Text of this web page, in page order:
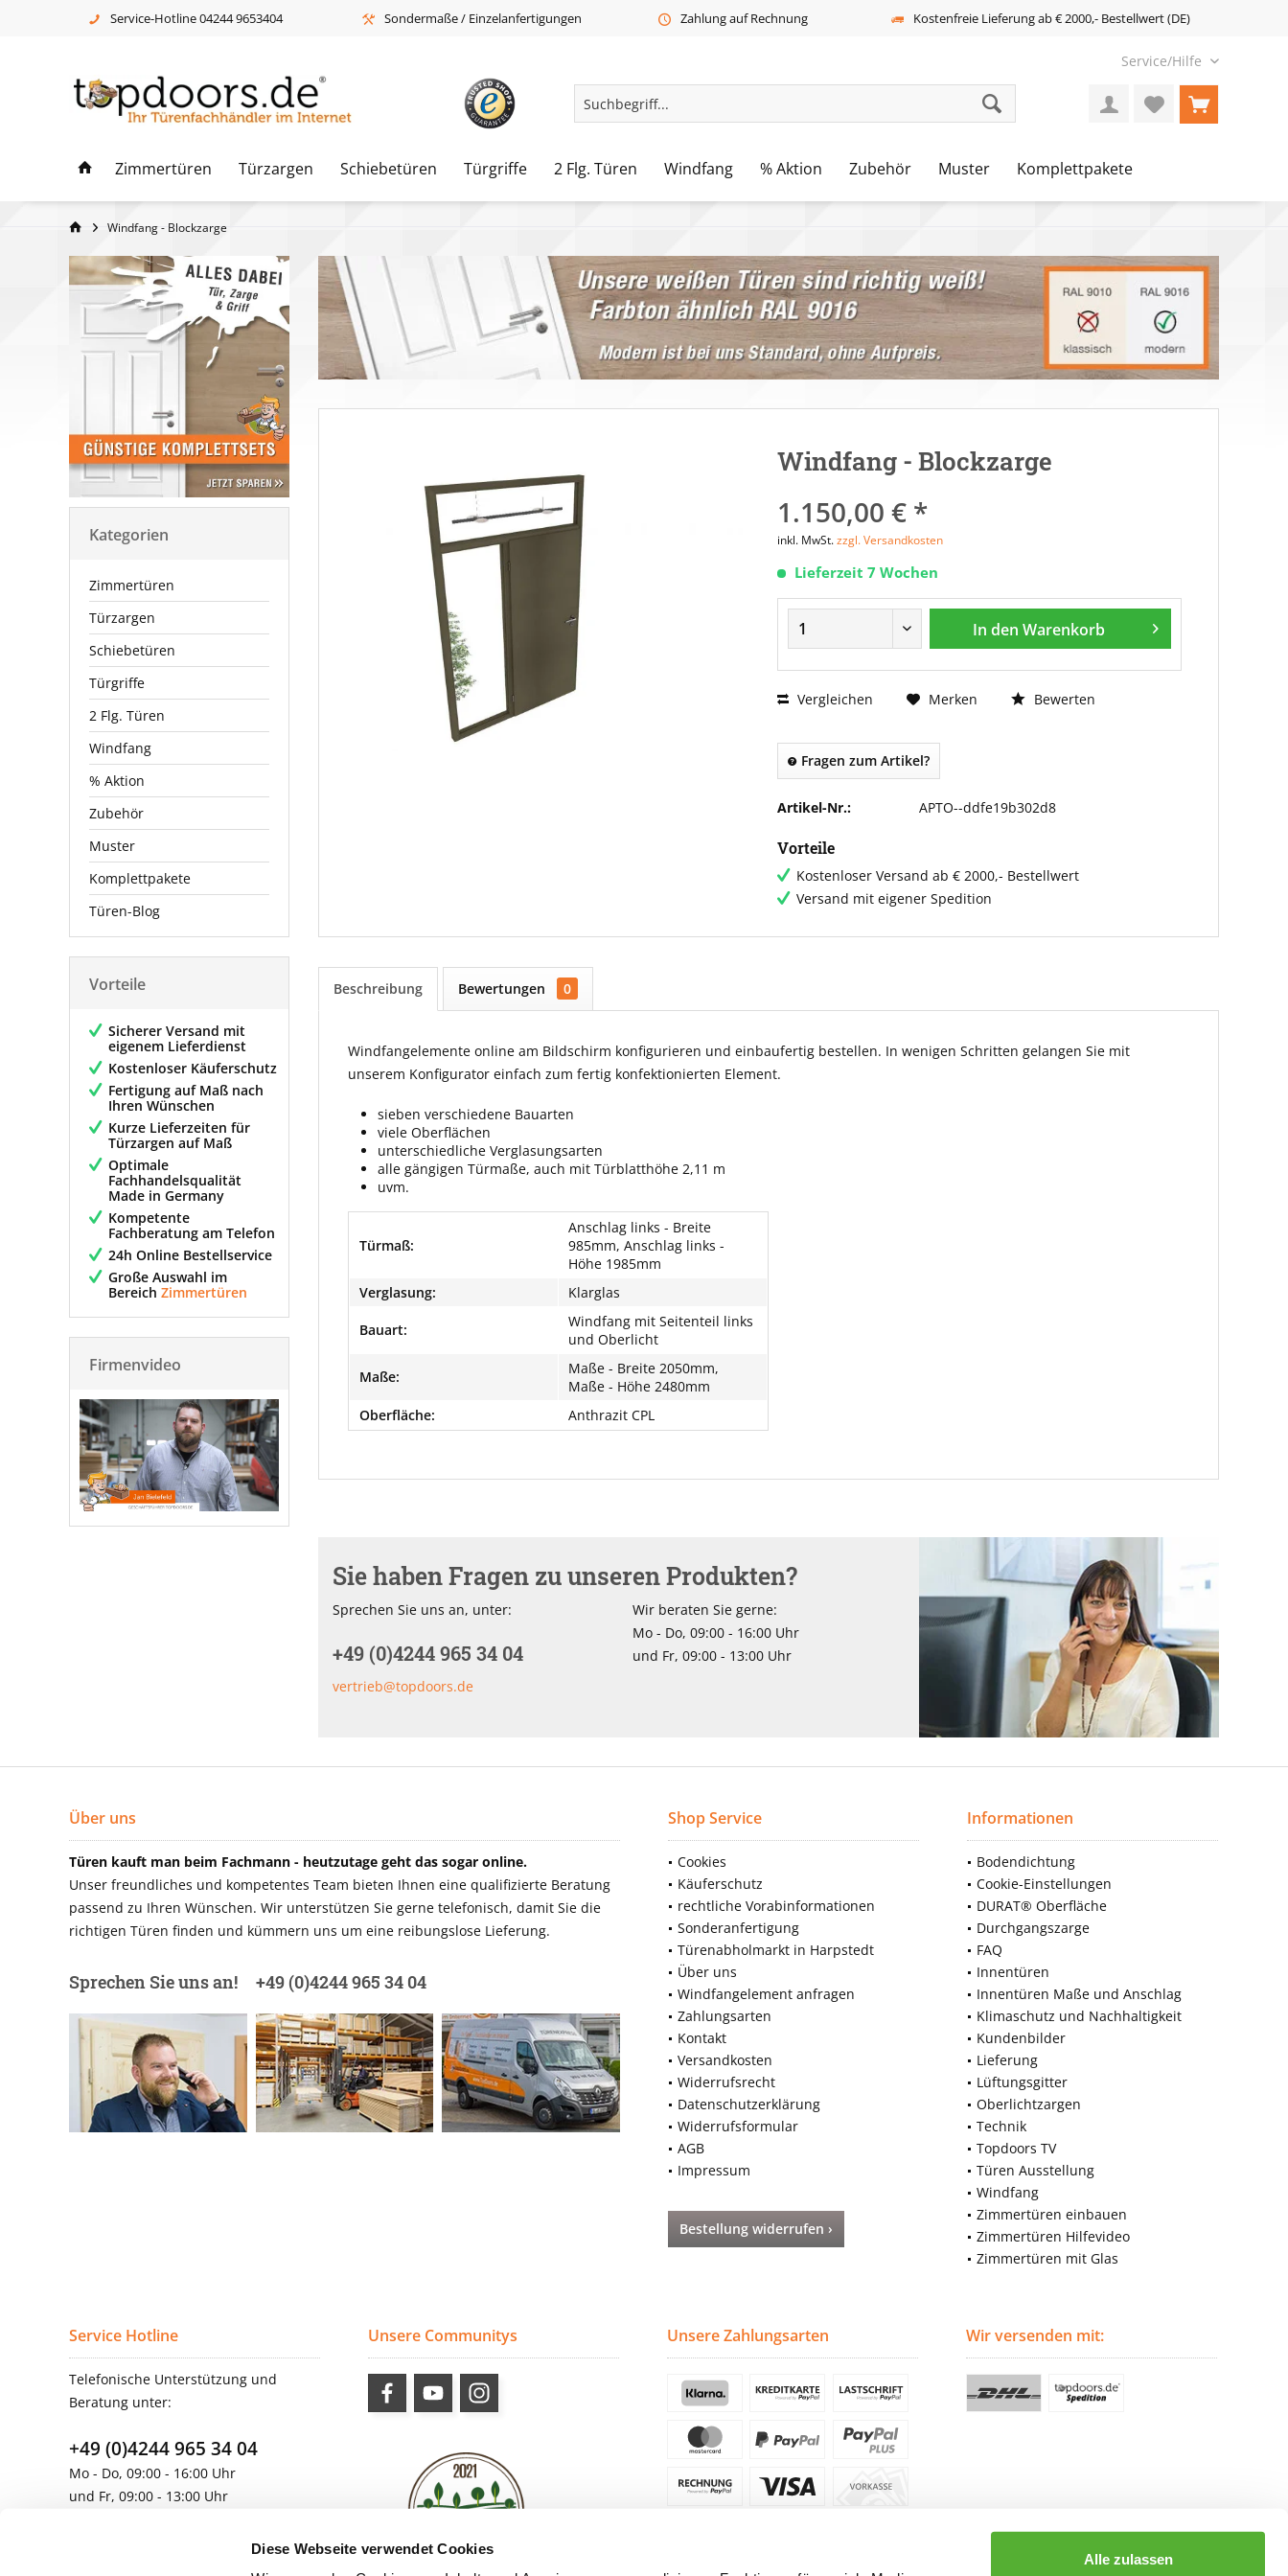
Diese Webseite verwendet Cookies
Alle zulassen
Service-Hotline 04244 9653404 Sondermaße / Einzelanfertigungen Zahlung auf Rechnung Kostenfreie Lieferung ab € 2000,- Bestellwert (DE)
Service/Hilfe
Zimmertüren Türzargen Schiebetüren Türgriffe 2 Flg. Türen Windfang % Aktion Zubehör Muster Komplettpakete
Windfang - Blockzarge
Kategorien
Zimmertüren
Türzargen
Schiebetüren
Türgriffe
2 Flg. Türen
Windfang
% Aktion
Zubehör
Muster
Komplettpakete
Türen-Blog
Vorteile
Sicherer Versand mit
eigenem Lieferdienst
Kostenloser Käuferschutz
Fertigung auf Maß nach
Ihren Wünschen
Kurze Lieferzeiten für
Türzargen auf Maß
Optimale
Fachhandelsqualität
Made in Germany
Kompetente
Fachberatung am Telefon
24h Online Bestellservice
Große Auswahl im
Bereich Zimmertüren
Firmenvideo
Windfang - Blockzarge
1.150,00 € *
inkl. MwSt.zzgl. Versandkosten
Lieferzeit 7 Wochen
In den Warenkorb
Vergleichen Merken Bewerten
Fragen zum Artikel?
Artikel-Nr.: APTO--ddfe19b302d8
Vorteile
Kostenloser Versand ab € 2000,- Bestellwert
Versand mit eigener Spedition
Beschreibung Bewertungen 0
Windfangelemente online am Bildschirm konfigurieren und einbaufertig bestellen. In wenigen Schritten gelangen Sie mit
unserem Konfigurator einfach zum fertig konfektionierten Element.
sieben verschiedene Bauarten
viele Oberflächen
unterschiedliche Verglasungsarten
alle gängigen Türmaße, auch mit Türblatthöhe 2,11 m
uvm.
Türmaß:
Anschlag links - Breite
985mm, Anschlag links -
Höhe 1985mm
Verglasung:
Klarglas
Bauart:
Windfang mit Seitenteil links
und Oberlicht
Maße:
Maße - Breite 2050mm,
Maße - Höhe 2480mm
Oberfläche:
Anthrazit CPL
Sie haben Fragen zu unseren Produkten?
Sprechen Sie uns an, unter:
+49 (0)4244 965 34 04
vertrieb@topdoors.de
Wir beraten Sie gerne:
Mo - Do, 09:00 - 16:00 Uhr
und Fr, 09:00 - 13:00 Uhr
Über uns
Türen kauft man beim Fachmann - heutzutage geht das sogar online.
Unser freundliches und kompetentes Team bieten Ihnen eine qualifizierte Beratung
passend zu Ihren Wünschen. Wir unterstützen Sie gerne telefonisch, damit Sie die
richtigen Türen finden und kümmern uns um eine reibungslose Lieferung.
Sprechen Sie uns an! +49 (0)4244 965 34 04
Shop Service
Cookies
Käuferschutz
rechtliche Vorabinformationen
Sonderanfertigung
Türenabholmarkt in Harpstedt
Über uns
Windfangelement anfragen
Zahlungsarten
Kontakt
Versandkosten
Widerrufsrecht
Datenschutzerklärung
Widerrufsformular
AGB
Impressum
Bestellung widerrufen ›
Informationen
Bodendichtung
Cookie-Einstellungen
DURAT® Oberfläche
Durchgangszarge
FAQ
Innentüren
Innentüren Maße und Anschlag
Klimaschutz und Nachhaltigkeit
Kundenbilder
Lieferung
Lüftungsgitter
Oberlichtzargen
Technik
Topdoors TV
Türen Ausstellung
Windfang
Zimmertüren einbauen
Zimmertüren Hilfevideo
Zimmertüren mit Glas
Service Hotline
Telefonische Unterstützung und
Beratung unter:
+49 (0)4244 965 34 04
Mo - Do, 09:00 - 16:00 Uhr
und Fr, 09:00 - 13:00 Uhr
Unsere Communitys Unsere Zahlungsarten Wir versenden mit: